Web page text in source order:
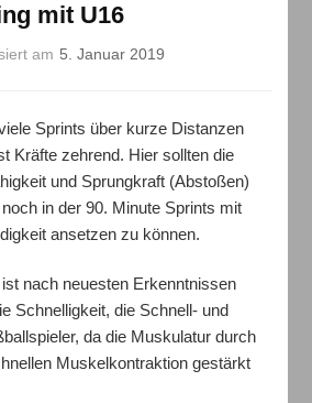
mit U16
am 5. Januar 2019
Sprints über kurze Distanzen
Kräfte zehrend. Hier sollten die
und Sprungkraft (Abstoßen)
in der 90. Minute Sprints mit
ansetzen zu können.
nach neuesten Erkenntnissen
Schnelligkeit, die Schnell- und
da die Muskulatur durch
Muskelkontraktion gestärkt